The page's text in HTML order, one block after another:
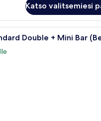
Katso valitsemiesi
Pringles-sipsejä,
Double + Mini Bar